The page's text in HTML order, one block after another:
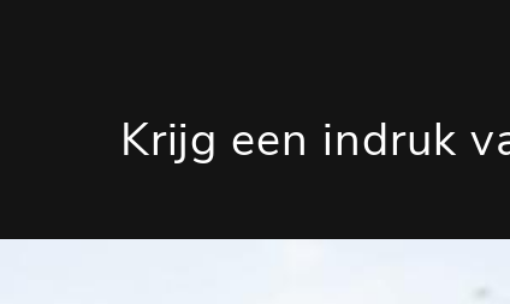
Krijg een indruk